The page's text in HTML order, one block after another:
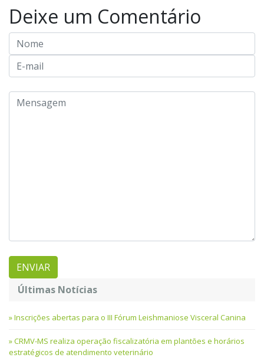
Deixe um Comentário
Últimas Notícias
Inscrições abertas para o III Fórum Leishmaniose Visceral Canina
CRMV-MS realiza operação fiscalizatória em plantões e horários
estratégicos de atendimento veterinário